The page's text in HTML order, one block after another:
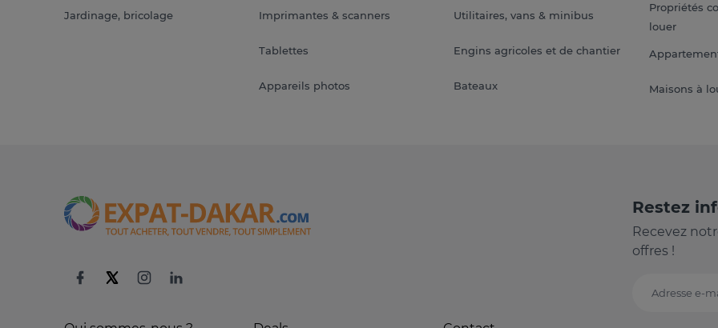
Jardinage, bricolage Imprimantes & scanners
Tablettes
Appareils photos
Utilitaires, vans & minibus
Engins agricoles et de chantier
Bateaux
Propriétés
louer
Maisons à
Restez
Recevez
offres !
Adresse e-